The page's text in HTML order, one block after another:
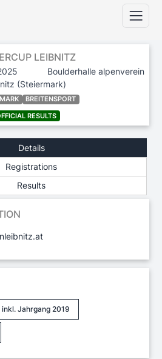
LEIBNITZ
Boulderhalle alpenverein
(Steiermark)
BREITENSPORT
RESULTS
Details
Registrations
Results
Jahrgang 2019